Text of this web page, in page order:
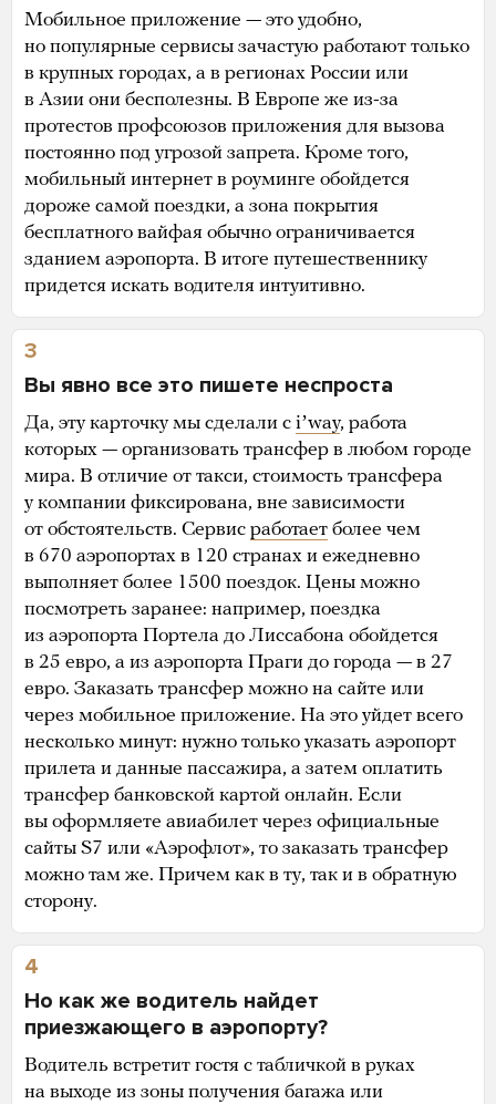
Мобильное приложение — это удобно,
но популярные сервисы зачастую работают только
в крупных городах, а в регионах России или
в Азии они бесполезны. В Европе же из-за
протестов профсоюзов приложения для вызова
постоянно под угрозой запрета. Кроме того,
мобильный интернет в роуминге обойдется
дороже самой поездки, а зона покрытия
бесплатного вайфая обычно ограничивается
зданием аэропорта. В итоге путешественнику
придется искать водителя интуитивно.
3
Вы явно все это пишете неспроста
Да, эту карточку мы сделали с iʼway, работа
которых — организовать трансфер в любом городе
мира. В отличие от такси, стоимость трансфера
у компании фиксирована, вне зависимости
от обстоятельств. Сервис работает более чем
в 670 аэропортах в 120 странах и ежедневно
выполняет более 1500 поездок. Цены можно
посмотреть заранее: например, поездка
из аэропорта Портела до Лиссабона обойдется
в 25 евро, а из аэропорта Праги до города — в 27
евро. Заказать трансфер можно на сайте или
через мобильное приложение. На это уйдет всего
несколько минут: нужно только указать аэропорт
прилета и данные пассажира, а затем оплатить
трансфер банковской картой онлайн. Если
вы оформляете авиабилет через официальные
сайты S7 или «Аэрофлот», то заказать трансфер
можно там же. Причем как в ту, так и в обратную
сторону.
4
Но как же водитель найдет
приезжающего в аэропорту?
Водитель встретит гостя с табличкой в руках
на выходе из зоны получения багажа или